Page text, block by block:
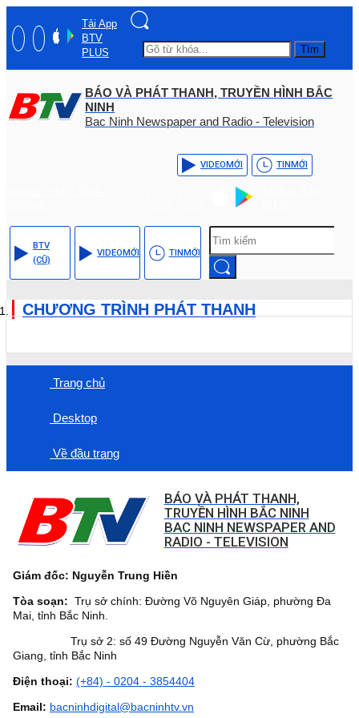
Tải App
BTV
PLUS
Tìm
BÁO VÀ PHÁT THANH, TRUYỀN HÌNH BẮC
NINH
Bac Ninh Newspaper and Radio - Television
VIDEOMỚI TINMỚI
BTV
(CŨ)
VIDEOMỚI TINMỚI
CHƯƠNG TRÌNH PHÁT THANH
Trang chủ
Desktop
Về đầu trang
BÁO VÀ PHÁT THANH,
TRUYỀN HÌNH BẮC NINH
BAC NINH NEWSPAPER AND
RADIO - TELEVISION
Giám đốc: Nguyễn Trung Hiền
Tòa soạn: Trụ sở chính: Đường Võ Nguyên Giáp, phường Đa
Mai, tỉnh Bắc Ninh.
Trụ sở 2: số 49 Đường Nguyễn Văn Cừ, phường Bắc
Giang, tỉnh Bắc Ninh
Điện thoại: (+84) - 0204 - 3854404
Email: bacninhdigital@bacninhtv.vn